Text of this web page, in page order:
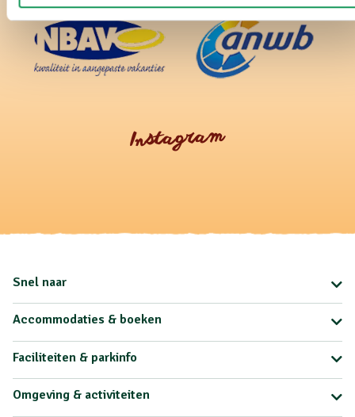
Instagram
Snel naar
Accommodaties & boeken
Faciliteiten & parkinfo
Omgeving & activiteiten